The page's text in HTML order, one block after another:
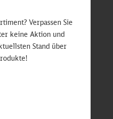
Verpassen Sie
keine Aktion und
Stand über